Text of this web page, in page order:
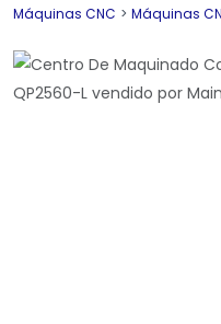
Máquinas CNC > Máquinas